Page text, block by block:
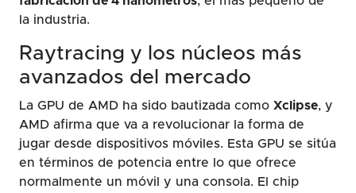
la industria.
Raytracing y los núcleos más
avanzados del mercado
La GPU de AMD ha sido bautizada como Xclipse, y
AMD afirma que va a revolucionar la forma de
jugar desde dispositivos móviles. Esta GPU se sitúa
en términos de potencia entre lo que ofrece
normalmente un móvil y una consola. El chip